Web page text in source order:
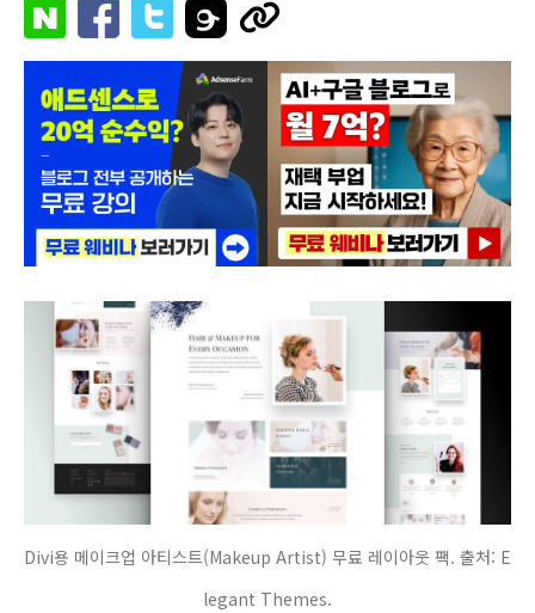
Divi용 메이크업 아티스트(Makeup Artist) 무료 레이아웃 팩. 출처: E
legant Themes.